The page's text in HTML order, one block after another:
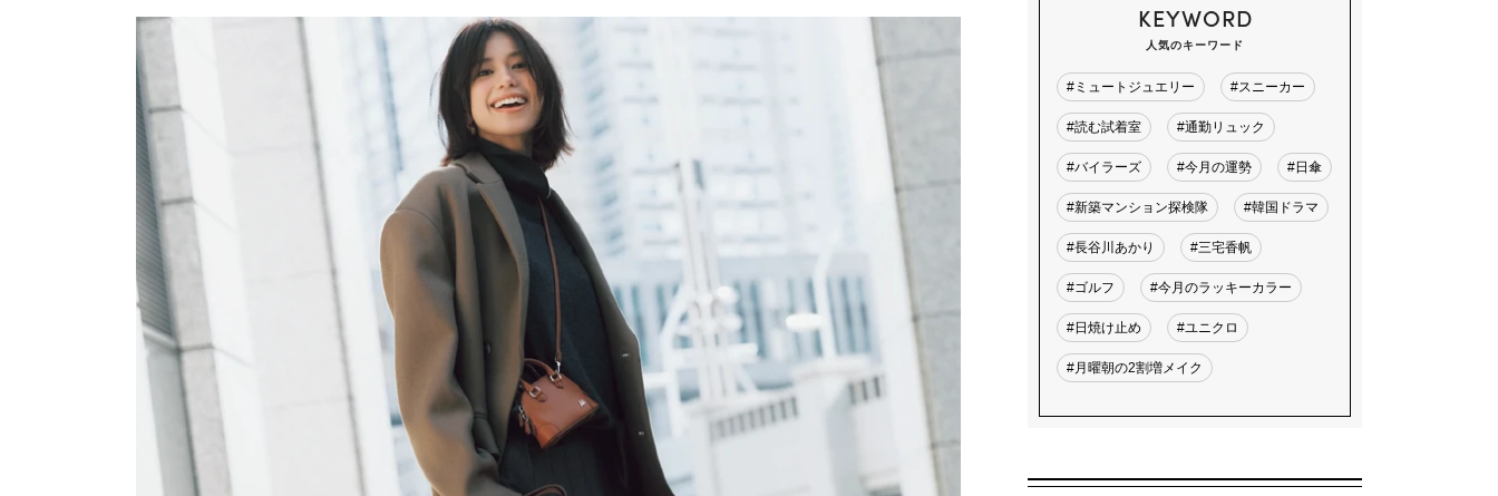
KEYWORD
人気のキーワード
#ミュートジュエリー #スニーカー
#読む試着室 #通勤リュック
#バイラーズ #今月の運勢 #日傘
#新築マンション探検隊 #韓国ドラマ
#長谷川あかり #三宅香帆
#ゴルフ #今月のラッキーカラー
#日焼け止め #ユニクロ
#月曜朝の2割増メイク